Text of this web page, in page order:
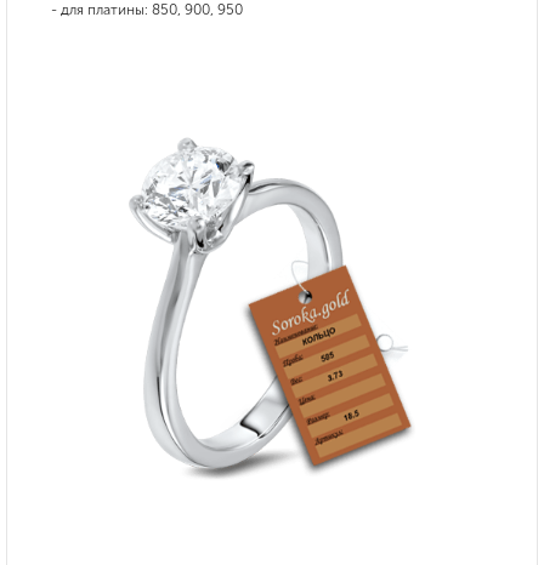
- для платины: 850, 900, 950